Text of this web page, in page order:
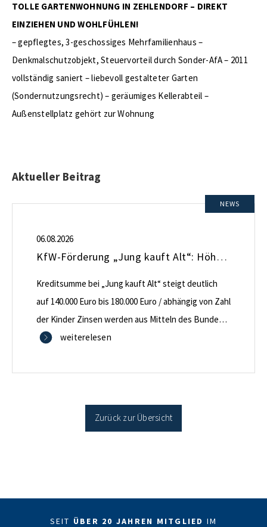
TOLLE GARTENWOHNUNG IN ZEHLENDORF – DIREKT
EINZIEHEN UND WOHLFÜHLEN!
– gepflegtes, 3-geschossiges Mehrfamilienhaus –
Denkmalschutzobjekt, Steuervorteil durch Sonder-AfA – 2011
vollständig saniert – liebevoll gestalteter Garten
(Sondernutzungsrecht) – geräumiges Kellerabteil –
Außenstellplatz gehört zur Wohnung
Aktueller Beitrag
NEWS
06.08.2026
KfW-Förderung „Jung kauft Alt“: Höhere Kredite ab August 2026
Kreditsumme bei „Jung kauft Alt“ steigt deutlich
auf 140.000 Euro bis 180.000 Euro / abhängig von Zahl
der Kinder Zinsen werden aus Mitteln des Bundes
verbilligt: Heutiger Zins bei 0,53 Prozent effektiv bei
Antragstellende verpflichten sich zu energetischer
Sanierung in Einzelmaßnahmen […]
weiterelesen
Zurück zur Übersicht
SEIT ÜBER 20 JAHREN MITGLIED IM